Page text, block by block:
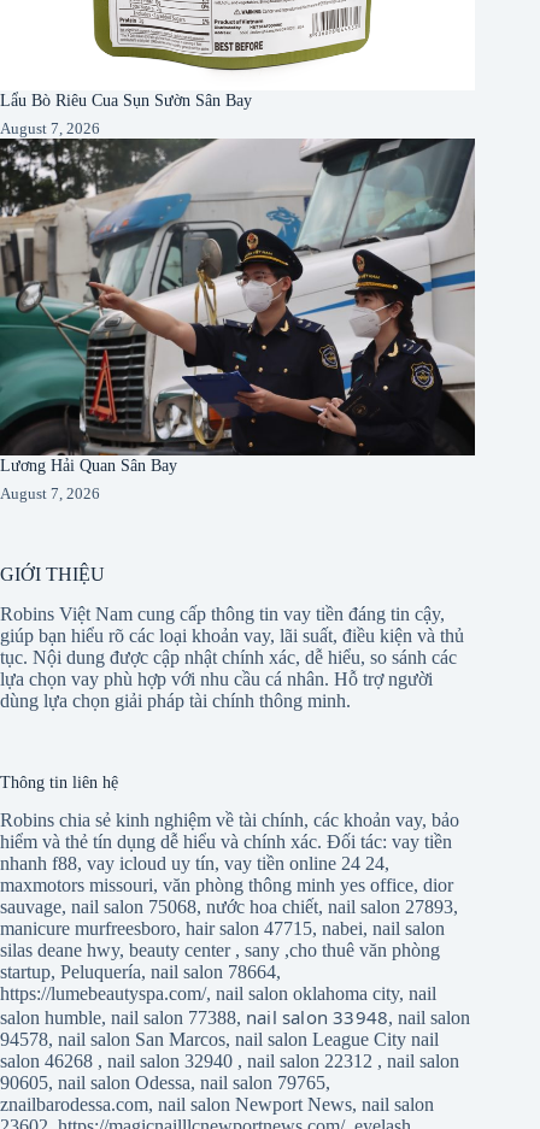
Lẩu Bò Riêu Cua Sụn Sườn Sân Bay
August 7, 2026
Lương Hải Quan Sân Bay
August 7, 2026
GIỚI THIỆU
Robins Việt Nam cung cấp thông tin vay tiền đáng tin cậy,
giúp bạn hiểu rõ các loại khoản vay, lãi suất, điều kiện và thủ
tục. Nội dung được cập nhật chính xác, dễ hiểu, so sánh các
lựa chọn vay phù hợp với nhu cầu cá nhân. Hỗ trợ người
dùng lựa chọn giải pháp tài chính thông minh.
Thông tin liên hệ
Robins chia sẻ kinh nghiệm về tài chính, các khoản vay, bảo
hiểm và thẻ tín dụng dễ hiểu và chính xác. Đối tác: vay tiền
nhanh f88, vay icloud uy tín, vay tiền online 24 24,
maxmotors missouri, văn phòng thông minh yes office, dior
sauvage, nail salon 75068, nước hoa chiết, nail salon 27893,
manicure murfreesboro, hair salon 47715, nabei, nail salon
silas deane hwy, beauty center, sany ,cho thuê văn phòng
startup, Peluquería, nail salon 78664,
https://lumebeautyspa.com/, nail salon oklahoma city, nail
salon humble, nail salon 77388, nail salon 33948,nail salon
94578, nail salon San Marcos, nail salon League City nail
salon 46268 , nail salon 32940 , nail salon 22312 , nail salon
90605, nail salon Odessa, nail salon 79765,
znailbarodessa.com, nail salon Newport News, nail salon